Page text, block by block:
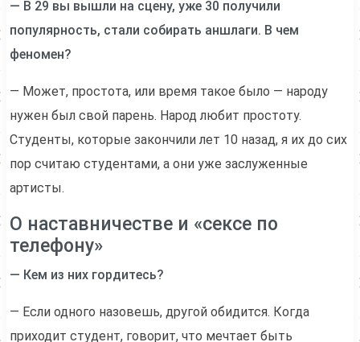
— В 29 вы вышли на сцену, уже 30 получили
популярность, стали собирать аншлаги. В чем
феномен?
— Может, простота, или время такое было — народу
нужен был свой парень. Народ любит простоту.
Студенты, которые закончили лет 10 назад, я их до сих
пор считаю студентами, а они уже заслуженные
артисты.
О наставничестве и «сексе по
телефону»
— Кем из них гордитесь?
— Если одного назовешь, другой обидится. Когда
приходит студент, говорит, что мечтает быть